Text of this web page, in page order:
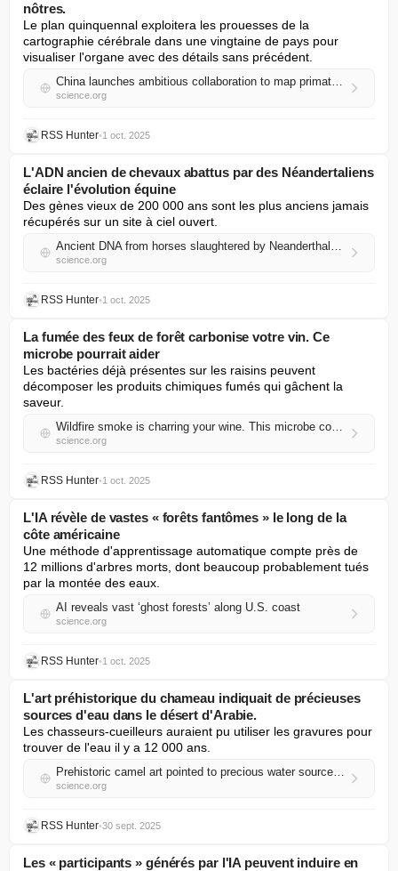
nôtres.
Le plan quinquennal exploitera les prouesses de la
cartographie cérébrale dans une vingtaine de pays pour
visualiser l'organe avec des détails sans précédent.
China launches ambitious collaboration to map primate brains—including ours
science.org
RSS Hunter•1 oct. 2025
L'ADN ancien de chevaux abattus par des Néandertaliens
éclaire l'évolution équine
Des gènes vieux de 200 000 ans sont les plus anciens jamais
récupérés sur un site à ciel ouvert.
Ancient DNA from horses slaughtered by Neanderthals sheds light on equine evolution
science.org
RSS Hunter•1 oct. 2025
La fumée des feux de forêt carbonise votre vin. Ce
microbe pourrait aider
Les bactéries déjà présentes sur les raisins peuvent
décomposer les produits chimiques fumés qui gâchent la
saveur.
Wildfire smoke is charring your wine. This microbe could help
science.org
RSS Hunter•1 oct. 2025
L'IA révèle de vastes « forêts fantômes » le long de la
côte américaine
Une méthode d'apprentissage automatique compte près de
12 millions d'arbres morts, dont beaucoup probablement tués
par la montée des eaux.
AI reveals vast ‘ghost forests’ along U.S. coast
science.org
RSS Hunter•1 oct. 2025
L'art préhistorique du chameau indiquait de précieuses
sources d'eau dans le désert d'Arabie.
Les chasseurs-cueilleurs auraient pu utiliser les gravures pour
trouver de l'eau il y a 12 000 ans.
Prehistoric camel art pointed to precious water sources in the Arabian Desert
science.org
RSS Hunter•30 sept. 2025
Les « participants » générés par l'IA peuvent induire en